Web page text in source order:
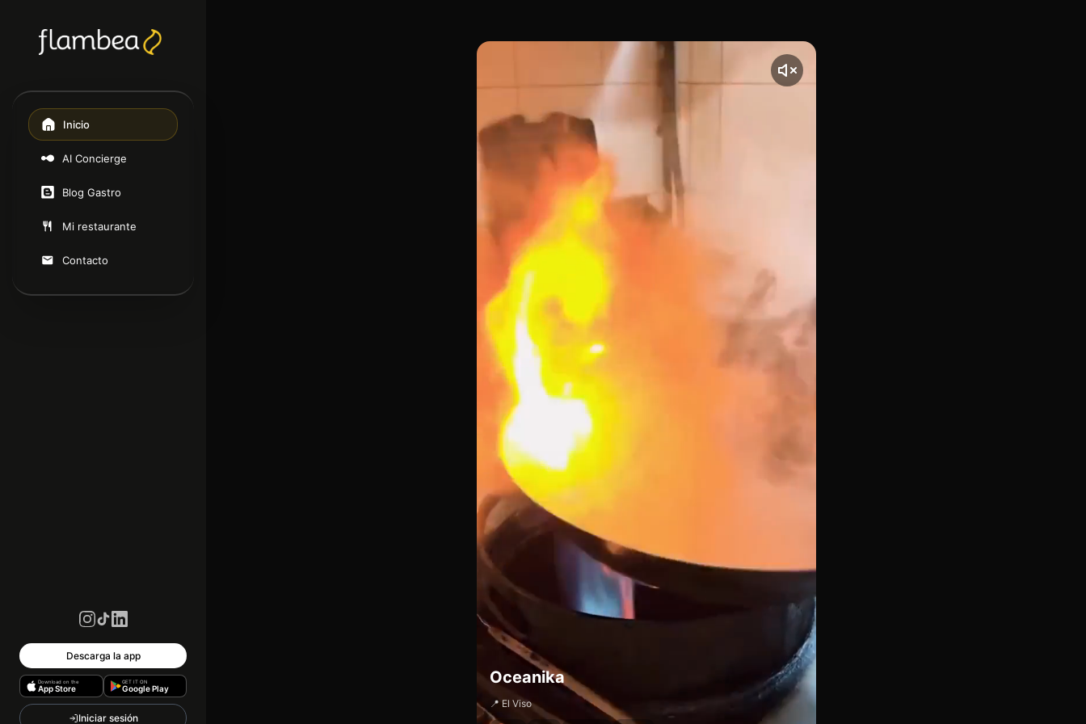
Inicio
AI Concierge
Blog Gastro
Mi restaurante
Contacto
Descarga la app
Download on the
App Store
GET IT ON
Google Play
Iniciar sesión
Oceanika
📍 El Viso
Ubicado en la Calle de Antonio Pérez 26, en el tranquilo pero sofisticado barrio de El Viso
[00:00 - Escena 1: Introducción y Ambiente] El vídeo comienza con una toma de Oceanika,